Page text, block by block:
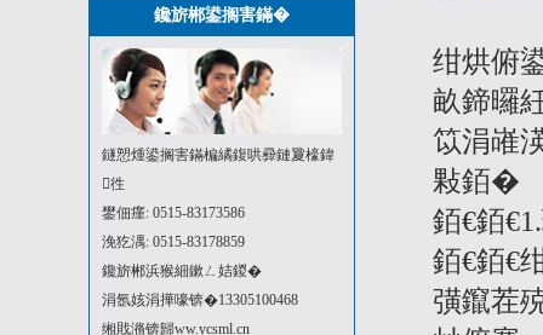
鑱旂郴鍙搁害鏋�
鐩愬煄鍙搁害鏋楄繘鍑哄彛鏈夐檺鍏
徃
鐢佃瘽: 0515-83173586
浼犵湡: 0515-83178859
鑱旂郴浜猴細鏉ㄥ姞鍐�
涓氬姟涓撶嚎锛�13305100468
缃戝潃锛歸ww.ycsml.cn
绀烘俯
畝鍗曪
笖涓嶉
敤銆�
銆€銆
銆€銆€
彉鑹茬